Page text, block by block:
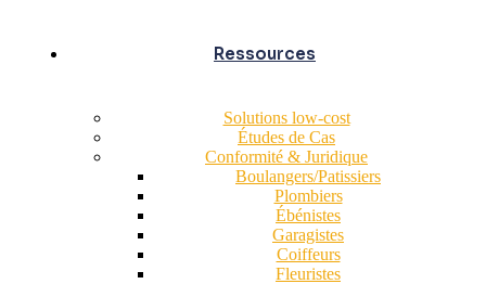
Ressources
Solutions low-cost
Études de Cas
Conformité & Juridique
Boulangers/Patissiers
Plombiers
Ébénistes
Garagistes
Coiffeurs
Fleuristes